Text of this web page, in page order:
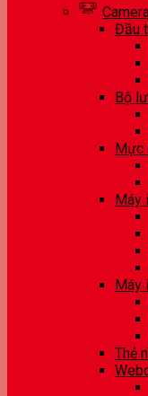
Đầu
Bộ
Mực
Máy
Máy
Thẻ